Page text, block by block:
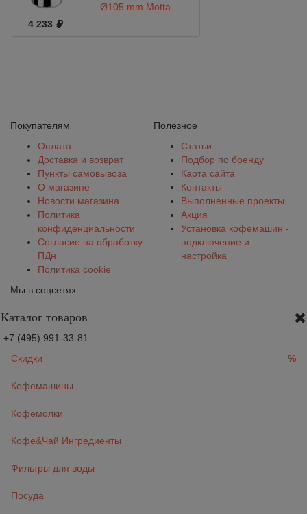
Ø105 mm Motta
4 233
Покупателям
Оплата
Доставка и возврат
Пункты самовывоза
О магазине
Новости магазина
Политика
конфиденциальности
Согласие на обработку
ПДн
Политика cookie
Полезное
Статьи
Подбор по бренду
Карта сайта
Контакты
Выполненные проекты
Акция
Установка кофемашин -
подключение и
настройка
Мы в соцсетях:
Каталог товаров
+7 (495) 991-33-81
Скидки
%
Кофемашины
Кофемолки
Кофе&Чай Ингредиенты
Фильтры для воды
Посуда